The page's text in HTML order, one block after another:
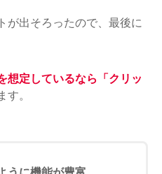
が出そろったので、最後に
想定しているなら「クリッ
す。